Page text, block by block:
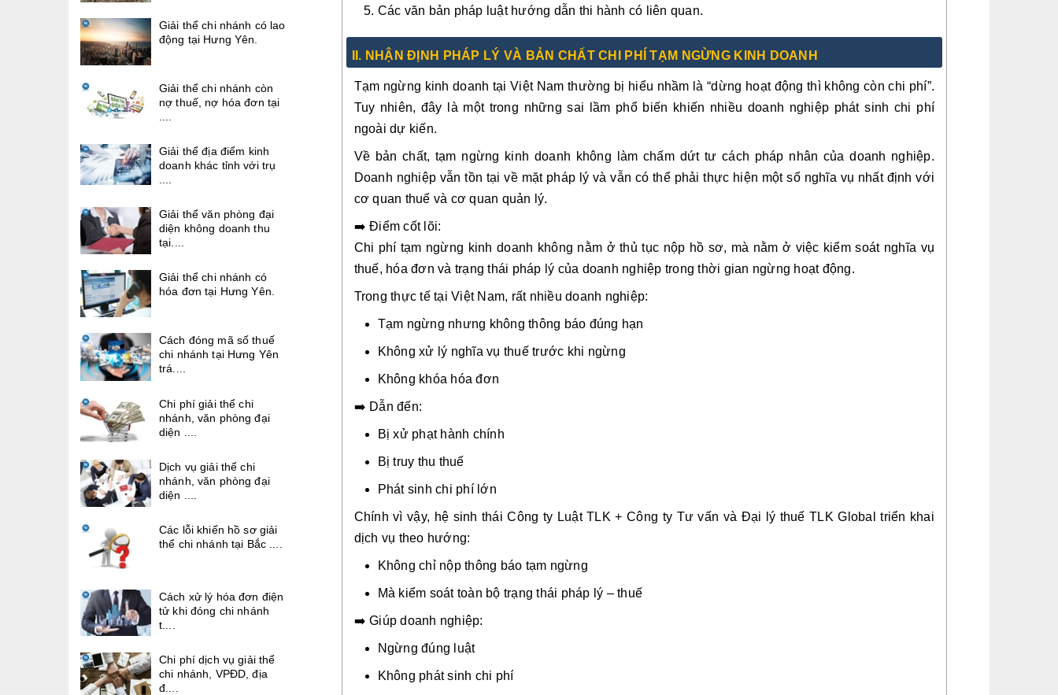
Các văn bản pháp luật hướng dẫn thi hành có liên quan.
II. NHẬN ĐỊNH PHÁP LÝ VÀ BẢN CHẤT CHI PHÍ TẠM NGỪNG KINH DOANH
Tạm ngừng kinh doanh tại Việt Nam thường bị hiểu nhầm là “dừng hoạt động thì không còn chi phí”.
Tuy nhiên, đây là một trong những sai lầm phổ biến khiến nhiều doanh nghiệp phát sinh chi phí
ngoài dự kiến.
Về bản chất, tạm ngừng kinh doanh không làm chấm dứt tư cách pháp nhân của doanh nghiệp.
Doanh nghiệp vẫn tồn tại về mặt pháp lý và vẫn có thể phải thực hiện một số nghĩa vụ nhất định với
cơ quan thuế và cơ quan quản lý.
➡️ Điểm cốt lõi:
Chi phí tạm ngừng kinh doanh không nằm ở thủ tục nộp hồ sơ, mà nằm ở việc kiểm soát nghĩa vụ
thuế, hóa đơn và trạng thái pháp lý của doanh nghiệp trong thời gian ngừng hoạt động.
Trong thực tế tại Việt Nam, rất nhiều doanh nghiệp:
Tạm ngừng nhưng không thông báo đúng hạn
Không xử lý nghĩa vụ thuế trước khi ngừng
Không khóa hóa đơn
➡️ Dẫn đến:
Bị xử phạt hành chính
Bị truy thu thuế
Phát sinh chi phí lớn
Chính vì vậy, hệ sinh thái Công ty Luật TLK + Công ty Tư vấn và Đại lý thuế TLK Global triển khai
dịch vụ theo hướng:
Không chỉ nộp thông báo tạm ngừng
Mà kiểm soát toàn bộ trạng thái pháp lý – thuế
➡️ Giúp doanh nghiệp:
Ngừng đúng luật
Không phát sinh chi phí
Giải thể chi nhánh có lao
động tại Hưng Yên.
Giải thể chi nhánh còn
nợ thuế, nợ hóa đơn tại
Giải thể địa điểm kinh
doanh khác tỉnh với trụ
Giải thể văn phòng đại
diện không doanh thu
tại....
Giải thể chi nhánh có
hóa đơn tại Hưng Yên.
Cách đóng mã số thuế
chi nhánh tại Hưng Yên
trá....
Chi phí giải thể chi
nhánh, văn phòng đại
diện ....
Dịch vụ giải thể chi
nhánh, văn phòng đại
diện ....
Các lỗi khiến hồ sơ giải
thể chi nhánh tại Bắc ....
Cách xử lý hóa đơn điện
tử khi đóng chi nhánh
t....
Chi phí dịch vụ giải thể
chi nhánh, VPĐD, địa
đ....